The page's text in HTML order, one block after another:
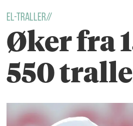
El-Traller//
Øker fra
550